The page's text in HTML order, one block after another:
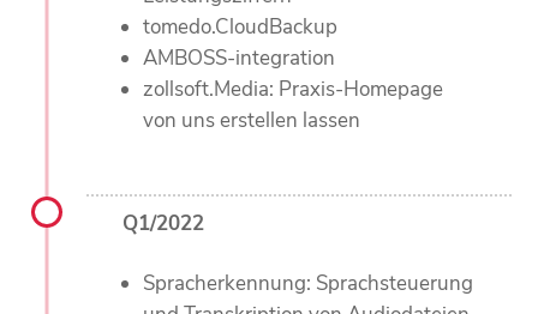
tomedo.CloudBackup
AMBOSS-integration
zollsoft.Media: Praxis-Homepage
von uns erstellen lassen
Q1/2022
Spracherkennung: Sprachsteuerung